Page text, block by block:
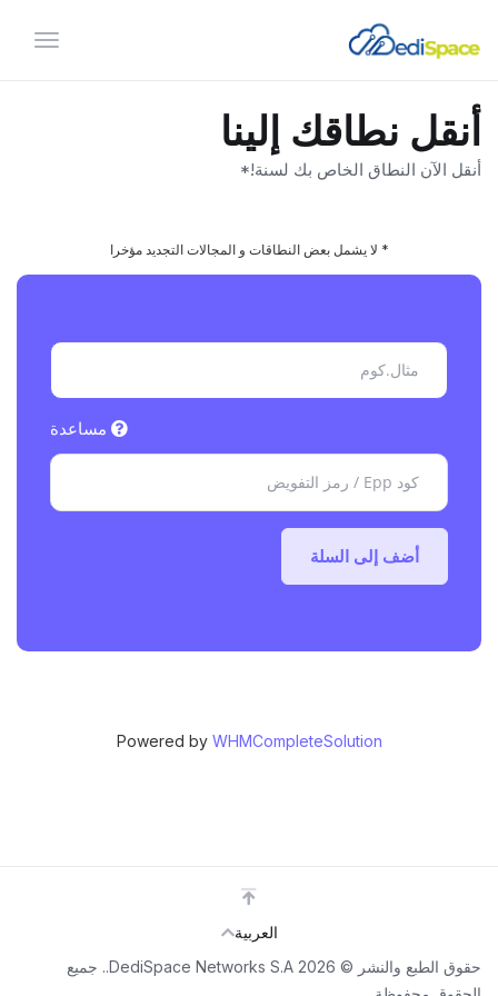
تبديل
أنقل نطاقك إلينا
أنقل الآن النطاق الخاص بك لسنة!*
مساعدة
أضف إلى السلة
* لا يشمل بعض النطاقات و المجالات التجديد مؤخرا
Powered by WHMCompleteSolution
حقوق الطبع والنشر © 2026 DediSpace Networks S.A.. جميع
العربية